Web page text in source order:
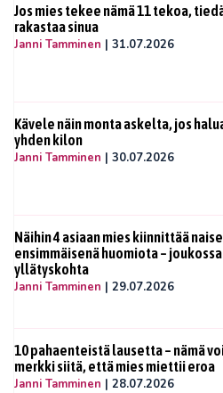
Jos mies tekee nämä 11 tekoa,
rakastaa sinua
Janni Tamminen | 31.07.2026
Kävele näin monta askelta, jos
yhden kilon
Janni Tamminen | 30.07.2026
Näihin 4 asiaan mies kiinnittää
ensimmäisenä huomiota – joukossa
yllätyskohta
Janni Tamminen | 29.07.2026
10 pahaenteistä lausetta – nämä
merkki siitä, että mies miettii eroa
Janni Tamminen | 28.07.2026